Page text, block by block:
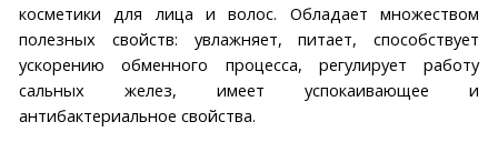
косметики для лица и волос. Обладает множеством
полезных свойств: увлажняет, питает, способствует
ускорению обменного процесса, регулирует работу
сальных желез, имеет успокаивающее и
антибактериальное свойства.